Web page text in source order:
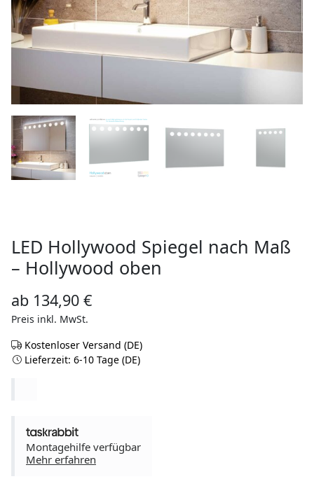
LED Hollywood Spiegel nach Maß
– Hollywood oben
ab 134,90 €
Preis inkl. MwSt.
Kostenloser Versand (DE)
Lieferzeit: 6-10 Tage (DE)
Montagehilfe verfügbar
Mehr erfahren